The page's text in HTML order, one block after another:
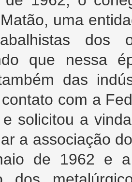
uma
dos
que nessa
das
com a
solicitou a
a associação
de 1962 e